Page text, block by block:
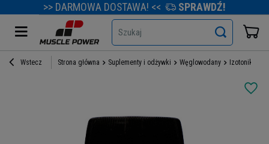
>> DARMOWA DOSTAWA! << SPRAWDŹ!
Szukaj
Wstecz Strona główna Suplementy i odżywki Węglowodany Izotoniki